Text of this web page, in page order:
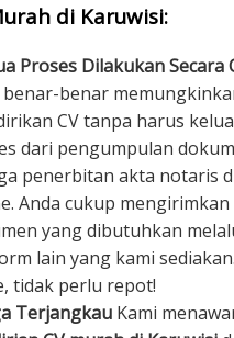
di Karuwisi:
Proses Dilakukan Secara
benar-benar
CV tanpa harus
dari pengumpulan
penerbitan akta notaris
Anda cukup
yang dibutuhkan
lain yang kami
tidak perlu repot!
Terjangkau Kami